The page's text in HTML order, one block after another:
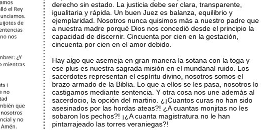
derecho sin estado. La justicia debe ser clara, transparente,
igualitaria y rápida. Un buen Juez es balanza, equilibrio y
ejemplaridad. Nosotros nunca quisimos más a nuestro padre que
a nuestra madre porqué Dios nos concedió desde el principio la
capacidad de discernir. Cincuenta por cien en la gestación,
cincuenta por cien en el amor debido.
Hay algo que asemeja en gran manera la sotana con la toga y
ese plus es nuestra sagrada misión en el mundanal ruido. Los
sacerdotes representan el espíritu divino, nosotros somos el
brazo armado de la Biblia. Lo que a ellos se les pasa, nosotros lo
castigamos mediante sentencia. Y otra cosa nos une además al
sacerdocio, la opción del martirio. ¿¡Cuantos curas no han sido
asesinados por las hordas ateas?! ¿A cuantas monjitas no les
sobaron los pechos?! ¡¿A cuanta magistratura no le han
pintarrajeado las torres veraniegas?!